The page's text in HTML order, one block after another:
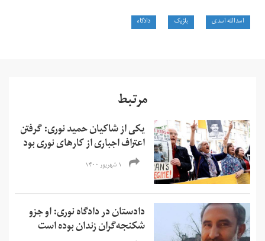
اسدالله اسدی بلژیک دادگاه
مرتبط
یکی از شاکیان حمید نوری: گرفتن
اعتراف اجبارى از کارهای نوری بود
۱ شهریور ۱۴۰۰
دادستان در دادگاه نوری: او جزو
شکنجه‌گران زندان بوده است